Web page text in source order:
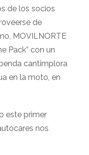
de los socios
de
MOVILNORTE
Pack” con un
cantimplora
en la moto, en
este primer
nos